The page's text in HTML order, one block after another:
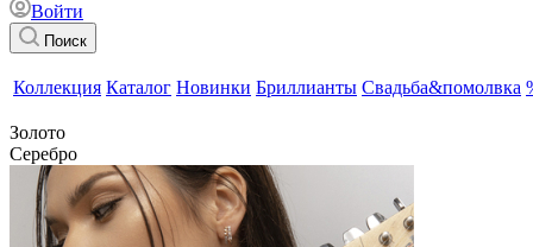
Войти
Поиск
Коллекция Каталог Новинки Бриллианты Свадьба&помолвка
Золото
Серебро